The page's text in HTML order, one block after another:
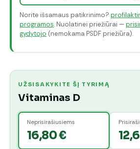
Norite išsamaus patikrinimo?
programos. Nuolatinei priežiūrai —
gydytojo (nemokama PSDF priežiūra).
UŽSISAKYKITE ŠĮ TYRIMĄ
Vitaminas D
Neprisirašiusiems
16,80 €